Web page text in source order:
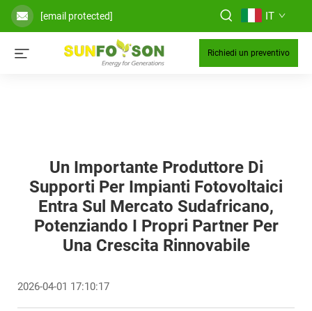
[email protected] IT
Richiedi un preventivo
Un Importante Produttore Di
Supporti Per Impianti Fotovoltaici
Entra Sul Mercato Sudafricano,
Potenziando I Propri Partner Per
Una Crescita Rinnovabile
2026-04-01 17:10:17